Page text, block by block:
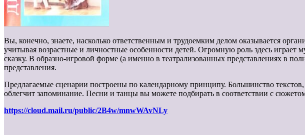
Вы, конечно, знаете, насколько ответственным и трудоемким делом оказывается
учитывая возрастные и личностные особенности детей. Огромную роль здесь
сказку. В образно-игровой форме (а именно в театрализованных представлениях в
представления.
Предлагаемые сценарии построены по календарному принципу. Большинство
облегчит запоминание. Песни и танцы вы можете подбирать в соответствии с
https://cloud.mail.ru/public/2B4w/mnwWAvNLy